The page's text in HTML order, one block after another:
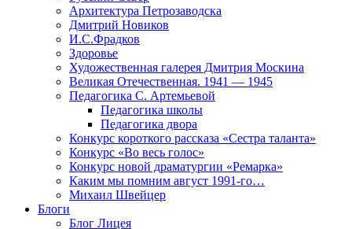
Архитектура Петрозаводска
Дмитрий Новиков
И.С.Фрадков
Здоровье
Художественная галерея Дмитрия Москина
Великая Отечественная. 1941 — 1945
Педагогика С. Артемьевой
Педагогика школы
Педагогика двора
Конкурс короткого рассказа «Сестра таланта»
Конкурс «Во весь голос»
Конкурс новой драматургии «Ремарка»
Каким мы помним август 1991-го…
Михаил Швейцер
Блоги
Блог Лицея